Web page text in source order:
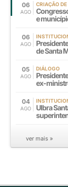
06
AGO
CRIAÇÃO
e
06
AGO
de Santa
05
AGO
DIÁLOGO
ex-
04
AGO
Ulbra
ver mais »